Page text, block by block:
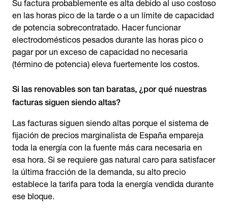
Su factura probablemente es alta debido al uso costoso
en las horas pico de la tarde o a un límite de capacidad
de potencia sobrecontratado. Hacer funcionar
electrodomésticos pesados durante las horas pico o
pagar por un exceso de capacidad no necesaria
(término de potencia) eleva fuertemente los costos.
Si las renovables son tan baratas, ¿por qué nuestras
facturas siguen siendo altas?
Las facturas siguen siendo altas porque el sistema de
fijación de precios marginalista de España empareja
toda la energía con la fuente más cara necesaria en
esa hora. Si se requiere gas natural caro para satisfacer
la última fracción de la demanda, su alto precio
establece la tarifa para toda la energía vendida durante
ese bloque.